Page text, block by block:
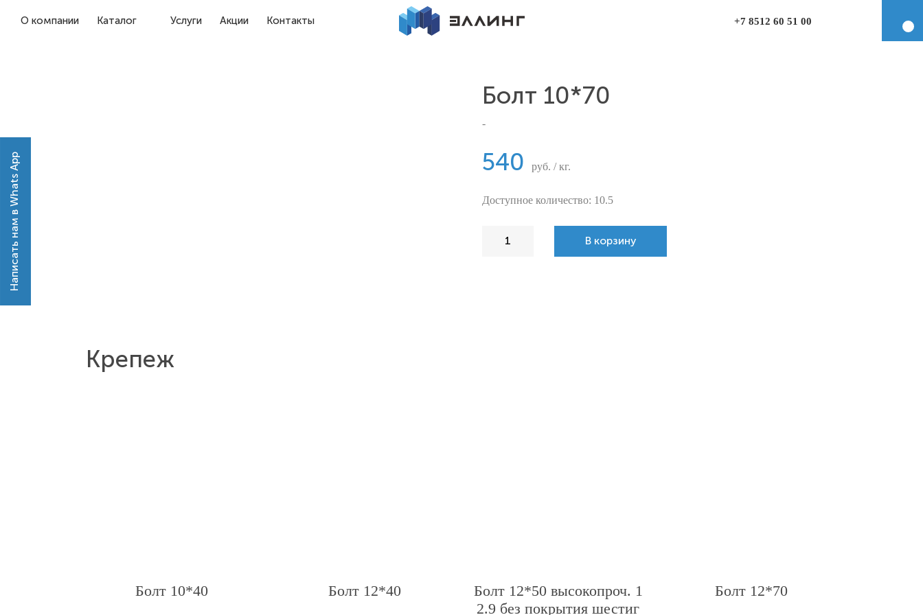
О компании Каталог Услуги Акции Контакты +7 8512 60 51 00
Болт 10*70
-
540 руб. / кг.
Доступное количество: 10.5
В корзину
Крепеж
Болт 10*40
Болт 12*40
Болт 12*50 высокопроч. 1
2.9 без покрытия шестиг
Болт 12*70
Написать нам в Whats App